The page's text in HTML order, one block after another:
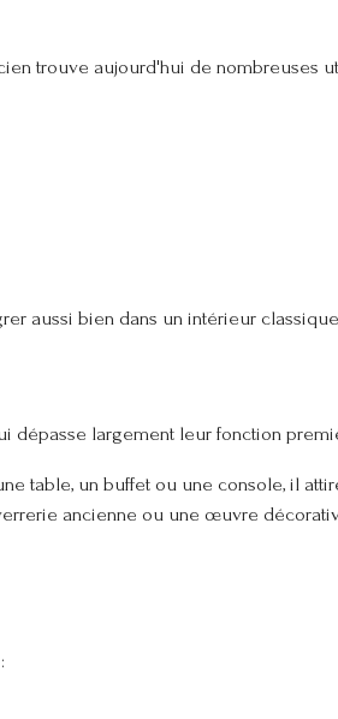
trouve aujourd'hui de nombreuses
aussi bien dans un intérieur
dépasse largement leur fonction
table, un buffet ou une console, il
ancienne ou une œuvre